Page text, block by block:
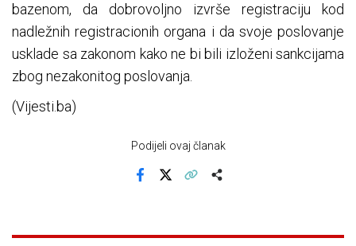
bazenom, da dobrovoljno izvrše registraciju kod
nadležnih registracionih organa i da svoje poslovanje
usklade sa zakonom kako ne bi bili izloženi sankcijama
zbog nezakonitog poslovanja.
(Vijesti.ba)
Podijeli ovaj članak